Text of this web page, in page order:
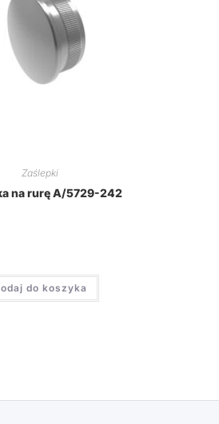
Zaślepki
na rurę A/5729-242
do koszyka